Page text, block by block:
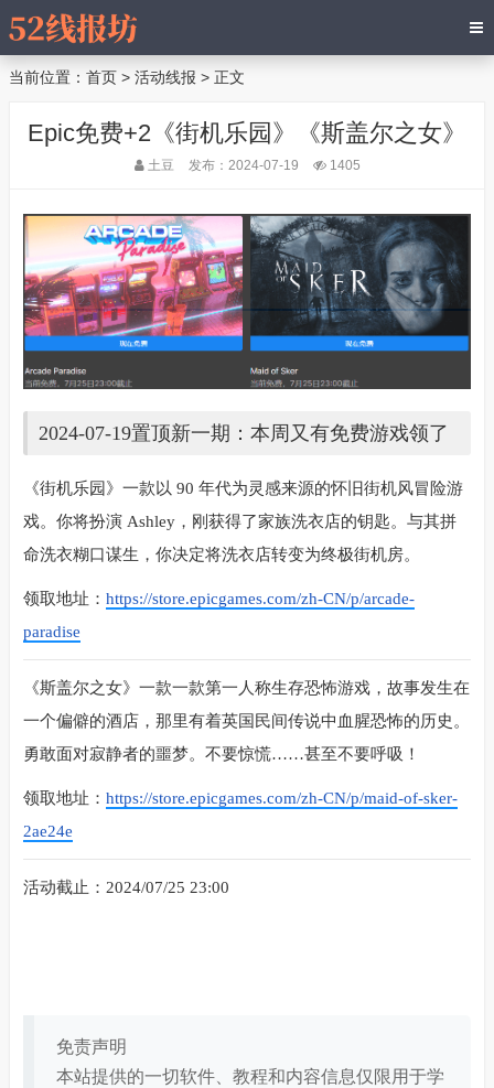
当前位置： 首页 > 活动线报 > 正文
Epic免费+2《街机乐园》《斯盖尔之女》
土豆 发布：2024-07-19 1405
2024-07-19置顶新一期：本周又有免费游戏领了
《街机乐园》一款以 90 年代为灵感来源的怀旧街机风冒险游
戏。你将扮演 Ashley，刚获得了家族洗衣店的钥匙。与其拼
命洗衣糊口谋生，你决定将洗衣店转变为终极街机房。
领取地址： https://store.epicgames.com/zh-CN/p/arcade-
paradise
《斯盖尔之女》一款一款第一人称生存恐怖游戏，故事发生在
一个偏僻的酒店，那里有着英国民间传说中血腥恐怖的历史。
勇敢面对寂静者的噩梦。不要惊慌……甚至不要呼吸！
领取地址： https://store.epicgames.com/zh-CN/p/maid-of-sker-
2ae24e
活动截止：2024/07/25 23:00
免责声明
本站提供的一切软件、教程和内容信息仅限用于学